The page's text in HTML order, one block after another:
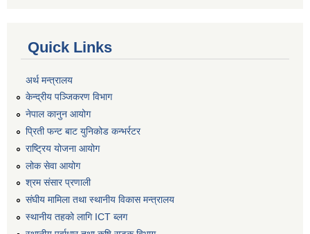
Quick Links
अर्थ मन्त्रालय
केन्द्रीय पञ्जिकरण विभाग
नेपाल कानुन आयोग
प्रिती फन्ट बाट युनिकोड कन्भर्रटर
राष्ट्रिय योजना आयोग
लोक सेवा आयोग
श्रम संसार प्रणाली
संघीय मामिला तथा स्थानीय विकास मन्त्रालय
स्थानीय तहको लागि ICT ब्लग